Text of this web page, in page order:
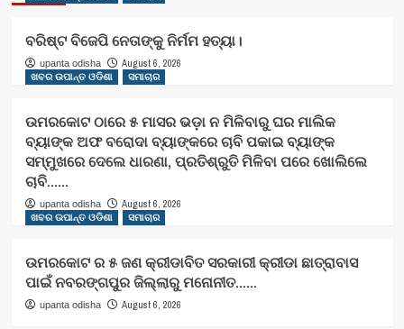
ବରିଷ୍ଟ ବିଜେପି ନେତାଙ୍କୁ ନିର୍ମମ ହତ୍ୟା।
upanta odisha
August 6, 2026
ଖବର ଉପାନ୍ତ ଓଡିଶା
ସମାଚାର
ଉମରକୋଟ ଠାରେ ୫ ମାସର ଭଡ଼ା ନ ମିଳିବାରୁ ଘର ମାଲିକ
ବ୍ୟାଙ୍କ ଅଫ ବରୋଦା ବ୍ୟାଙ୍କରେ ଚାବି ପକାଇ ବ୍ୟାଙ୍କ
ସମ୍ମୁଖରେ ଦେଲେ ଧାରଣା, ପ୍ରତିଶ୍ରୁତି ମିଳିବା ପରେ ଖୋଲିଲେ
ଚାବି……
upanta odisha
August 6, 2026
ଖବର ଉପାନ୍ତ ଓଡିଶା
ସମାଚାର
ଉମରକୋଟ ର ୫ ଜଣ କ୍ରୀଡାବିତ ସରକାରୀ କ୍ରୀଡା ଛାତ୍ରାବାସ
ପାଇଁ ନବରଙ୍ଗପୁର ଜିଲ୍ଲାରୁ ମନୋନୀତ……
upanta odisha August 6, 2026